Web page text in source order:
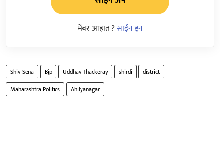
मेंबर आहात ?साईन इन
Shiv Sena Bjp Uddhav Thackeray shirdi
district
Maharashtra Politics
Ahilyanagar